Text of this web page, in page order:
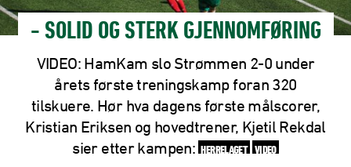
- SOLID OG STERK GJENNOMFØRING
VIDEO: HamKam slo Strømmen 2-0 under
årets første treningskamp foran 320
tilskuere. Hør hva dagens første målscorer,
Kristian Eriksen og hovedtrener, Kjetil Rekdal
sier etter kampen: HERRELAGET VIDEO